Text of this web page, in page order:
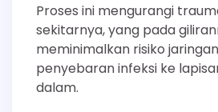
Proses ini mengurangi
sekitarnya, yang pada
meminimalkan risiko
penyebaran infeksi ke
dalam.